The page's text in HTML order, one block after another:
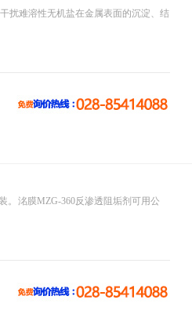
扰难溶性无机盐在金属表面的沉淀、结
。 洺膜MZG-360反渗透阻垢剂可用公